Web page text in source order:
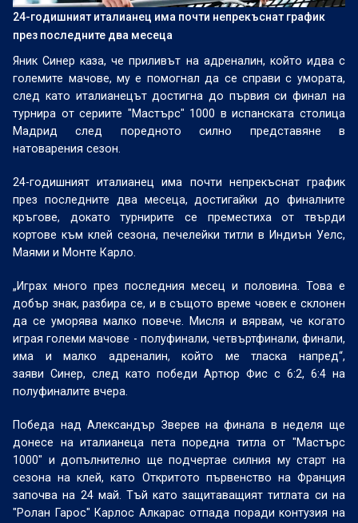
24-годишният италианец има почти непрекъснат график
през последните два месеца
Яник Синер каза, че приливът на адреналин, който идва с
големите мачове, му е помогнал да се справи с умората,
след като италианецът достигна до първия си финал на
турнира от сериите "Мастърс" 1000 в испанската столица
Мадрид след поредното силно представяне в
натоварения сезон.
24-годишният италианец има почти непрекъснат график
през последните два месеца, достигайки до финалните
кръгове, докато турнирите се преместиха от твърди
кортове към клей сезона, печелейки титли в Индиън Уелс,
Маями и Монте Карло.
„Играх много през последния месец и половина. Това е
добър знак, разбира се, и в същото време човек е склонен
да се уморява малко повече. Мисля и вярвам, че когато
играя големи мачове - полуфинали, четвъртфинали, финали,
има и малко адреналин, който ме тласка напред“,
заяви Синер, след като победи Артюр Фис с 6:2, 6:4 на
полуфиналите вчера.
Победа над Александър Зверев на финала в неделя ще
донесе на италианеца пета поредна титла от "Мастърс
1000" и допълнително ще подчертае силния му старт на
сезона на клей, като Откритото първенство на Франция
започва на 24 май. Тъй като защитаващият титлата си на
"Ролан Гарос" Карлос Алкарас отпада поради контузия на